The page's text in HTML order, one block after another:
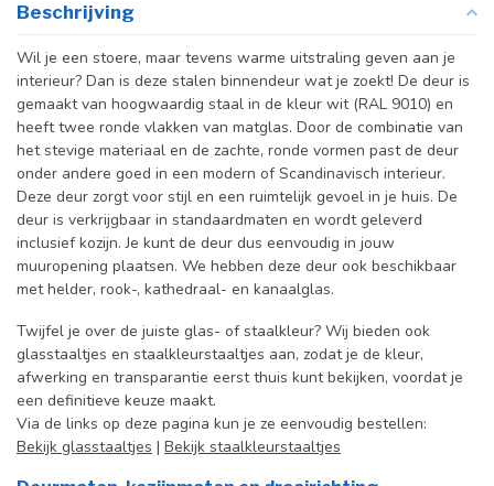
Beschrijving
Wil je een stoere, maar tevens warme uitstraling geven aan je
interieur? Dan is deze stalen binnendeur wat je zoekt! De deur is
gemaakt van hoogwaardig staal in de kleur wit (RAL 9010) en
heeft twee ronde vlakken van matglas. Door de combinatie van
het stevige materiaal en de zachte, ronde vormen past de deur
onder andere goed in een modern of Scandinavisch interieur.
Deze deur zorgt voor stijl en een ruimtelijk gevoel in je huis. De
deur is verkrijgbaar in standaardmaten en wordt geleverd
inclusief kozijn. Je kunt de deur dus eenvoudig in jouw
muuropening plaatsen. We hebben deze deur ook beschikbaar
met helder, rook-, kathedraal- en kanaalglas.
Twijfel je over de juiste glas- of staalkleur? Wij bieden ook
glasstaaltjes en staalkleurstaaltjes aan, zodat je de kleur,
afwerking en transparantie eerst thuis kunt bekijken, voordat je
een definitieve keuze maakt.
Via de links op deze pagina kun je ze eenvoudig bestellen:
Bekijk glasstaaltjes | Bekijk staalkleurstaaltjes